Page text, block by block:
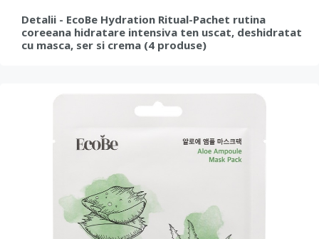
Detalii - EcoBe Hydration Ritual-Pachet rutina
coreeana hidratare intensiva ten uscat, deshidratat
cu masca, ser si crema (4 produse)